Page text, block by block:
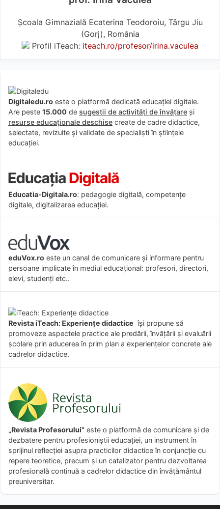
Școala Gimnazială Ecaterina Teodoroiu, Târgu Jiu
(Gorj), România
Profil iTeach: iteach.ro/profesor/irina.vaculea
Digitaledu.ro este o platformă dedicată educației digitale.
Are peste 15.000 de sugestii de activități de învățare și
resurse educaționale deschise create de cadre didactice,
selectate, revizuite și validate de specialiști în științele
educației.
Educatia-Digitala.ro: pedagogie digitală, competențe
digitale, digitalizarea educației.
eduVox.ro este un canal de comunicare și informare pentru
persoane implicate în mediul educațional: profesori, directori,
elevi, studenți etc..
Revista iTeach: Experienţe didactice îşi propune să
promoveze aspectele practice ale predării, învăţării şi evaluării
şcolare prin aducerea în prim plan a experienţelor concrete ale
cadrelor didactice.
„Revista Profesorului” este o platformă de comunicare și de
dezbatere pentru profesioniștii educației, un instrument în
sprijinul reflecției asupra practicilor didactice în conjuncție cu
repere teoretice, precum și un catalizator pentru dezvoltarea
profesională continuă a cadrelor didactice din învățământul
preuniversitar.